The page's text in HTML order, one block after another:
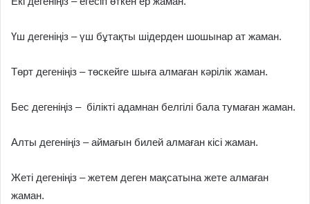
Үш дегеніңіз – үш бұтақты шідерден шошынар ат жаман.
Төрт дегеніңіз – төскейге шыға алмаған кәрілік жаман.
Бес дегеніңіз – білікті адамнан белгілі бала тумаған жаман.
Алты дегеніңіз – аймағын билей алмаған кісі жаман.
Жеті дегеніңіз – жетем деген мақсатына жете алмаған
жаман.